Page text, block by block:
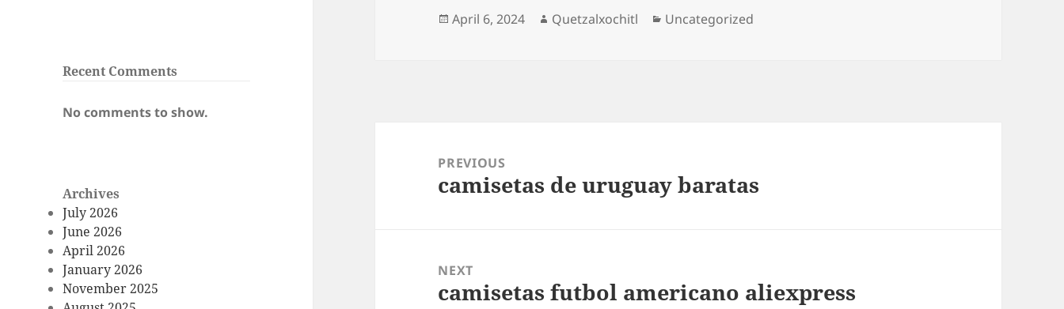
Recent Comments
No comments to show.
Archives
July 2026
June 2026
April 2026
January 2026
November 2025
Posted
April 6, 2024 Author
Quetzalxochitl Categories
Uncategorized
navigationPREVIOUS
Previous
camisetas de uruguay baratas
NEXT
Next
camisetas futbol americano aliexpress